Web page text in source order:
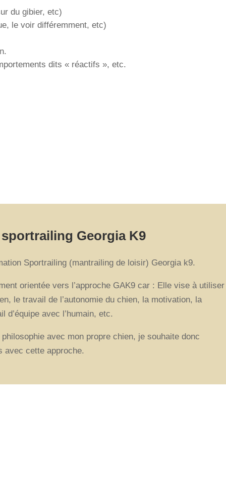
du gibier, etc)
le voir différemment, etc)
dits « réactifs », etc.
Georgia K9
Sportrailing (mantrailing de loisir) Georgia k9.
orientée vers l’approche GAK9 car : Elle vise à utiliser
le travail de l’autonomie du chien, la motivation, la
d’équipe avec l’humain, etc.
avec mon propre chien, je souhaite donc
avec cette approche.